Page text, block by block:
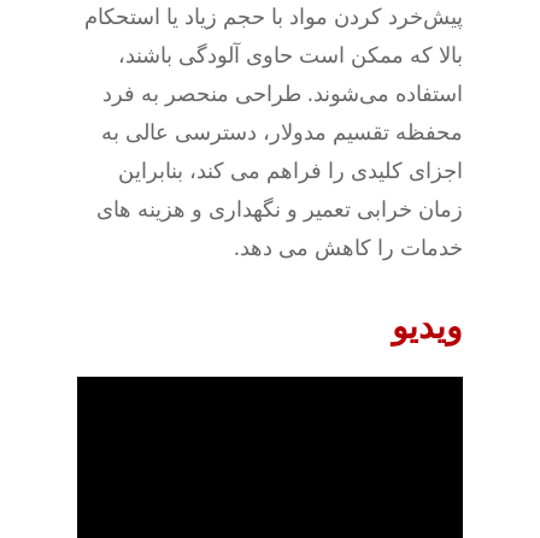
پیش‌خرد کردن مواد با حجم زیاد یا استحکام
بالا که ممکن است حاوی آلودگی باشند،
استفاده می‌شوند. طراحی منحصر به فرد
محفظه تقسیم مدولار، دسترسی عالی به
اجزای کلیدی را فراهم می کند، بنابراین
زمان خرابی تعمیر و نگهداری و هزینه های
خدمات را کاهش می دهد.
ویدیو